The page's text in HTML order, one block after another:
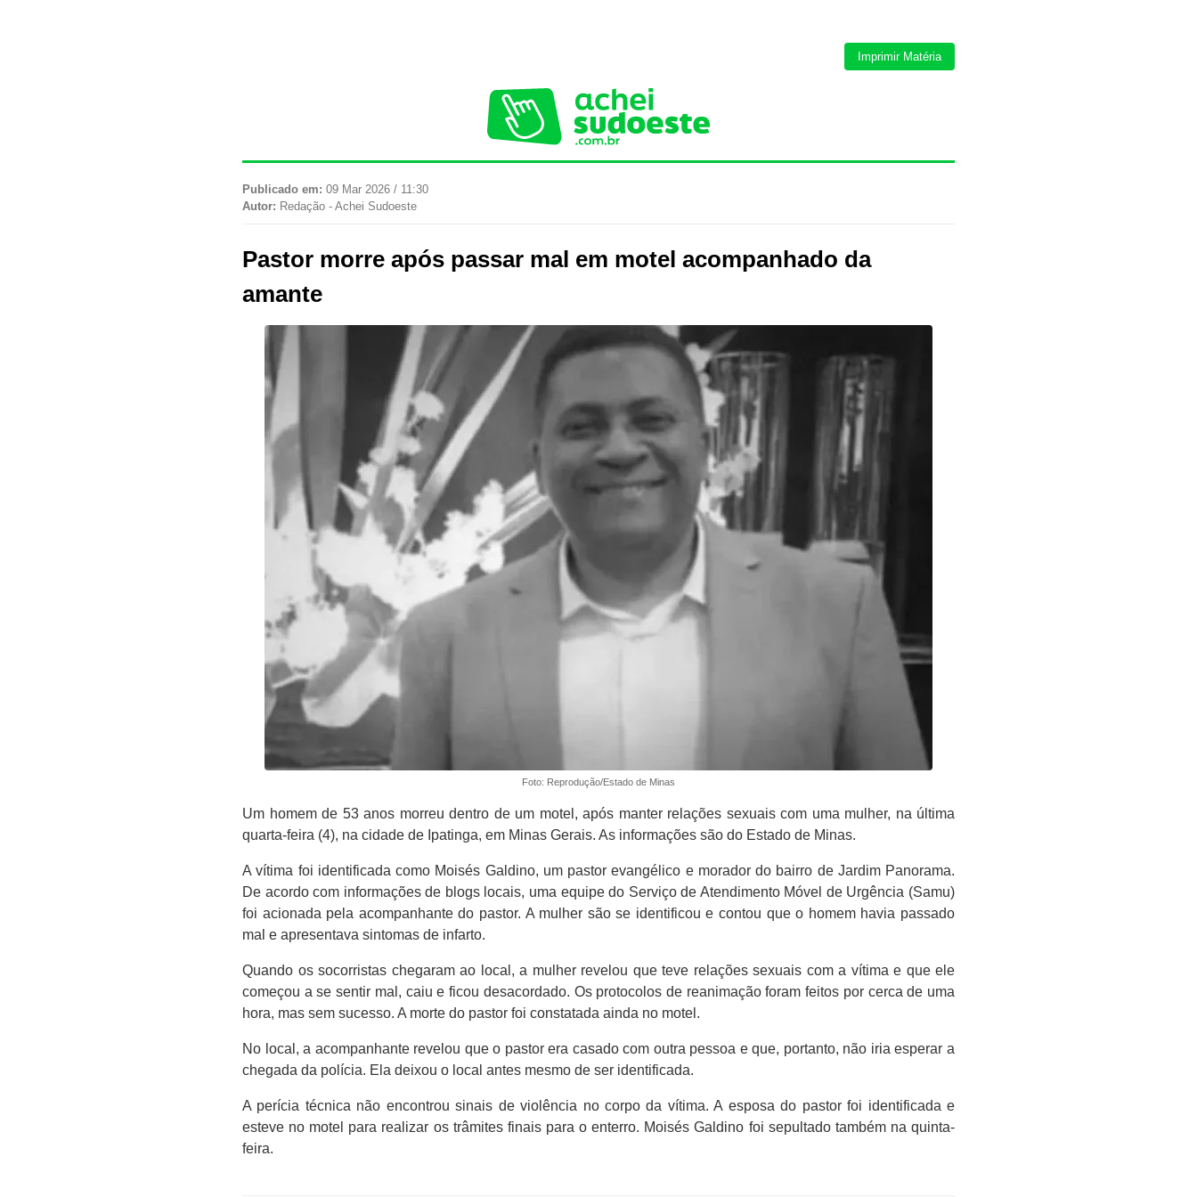
Imprimir Matéria
Publicado em: 09 Mar 2026 / 11:30
Autor: Redação - Achei Sudoeste
Pastor morre após passar mal em motel acompanhado da
amante
Foto: Reprodução/Estado de Minas
Um homem de 53 anos morreu dentro de um motel, após manter relações sexuais com uma mulher, na última
quarta-feira (4), na cidade de Ipatinga, em Minas Gerais. As informações são do Estado de Minas.
A vítima foi identificada como Moisés Galdino, um pastor evangélico e morador do bairro de Jardim Panorama.
De acordo com informações de blogs locais, uma equipe do Serviço de Atendimento Móvel de Urgência (Samu)
foi acionada pela acompanhante do pastor. A mulher são se identificou e contou que o homem havia passado
mal e apresentava sintomas de infarto.
Quando os socorristas chegaram ao local, a mulher revelou que teve relações sexuais com a vítima e que ele
começou a se sentir mal, caiu e ficou desacordado. Os protocolos de reanimação foram feitos por cerca de uma
hora, mas sem sucesso. A morte do pastor foi constatada ainda no motel.
No local, a acompanhante revelou que o pastor era casado com outra pessoa e que, portanto, não iria esperar a
chegada da polícia. Ela deixou o local antes mesmo de ser identificada.
A perícia técnica não encontrou sinais de violência no corpo da vítima. A esposa do pastor foi identificada e
esteve no motel para realizar os trâmites finais para o enterro. Moisés Galdino foi sepultado também na quinta-
feira.